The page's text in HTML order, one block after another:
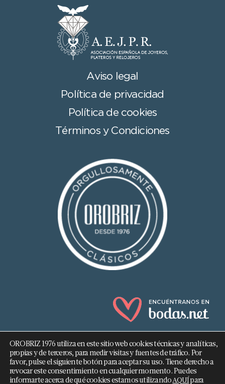
Aviso legal
Política de privacidad
Política de cookies
Términos y Condiciones
682 293 876
OROBRIZ 1976 utiliza en este sitio web cookies técnicas y analíticas,
propias y de terceros, para medir visitas y fuentes de tráfico. Por
favor, pulse el siguiente botón para aceptar su uso. Tiene derecho a
revocar este consentimiento en cualquier momento. Puedes
informarte acerca de qué cookies estamos utilizandoAQUÍpara